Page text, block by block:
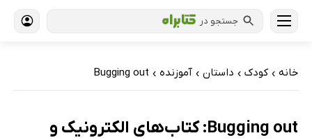
جستجو در
خانه › کودک › داستان › آموزنده ›
Bugging out
Bugging out: کتاب‌های الکترونیک و